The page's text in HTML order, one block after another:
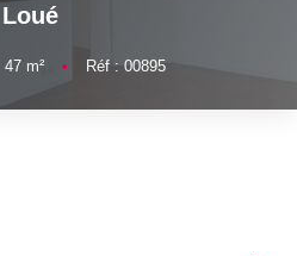
Un Dossier
GÉRER
Loué
47m² • Réf : 00895